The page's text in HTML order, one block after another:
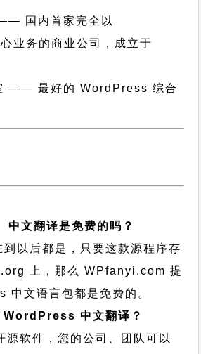
国内首家完全以
业务的商业公司，成立于
—— 最好的 WordPress 综合
文翻译是免费的吗？
以后都是，只要这款源程序存
上，那么 WPfanyi.com 提
文语言包都是免费的。
WordPress 中文翻译？
软件，您的公司、团队可以